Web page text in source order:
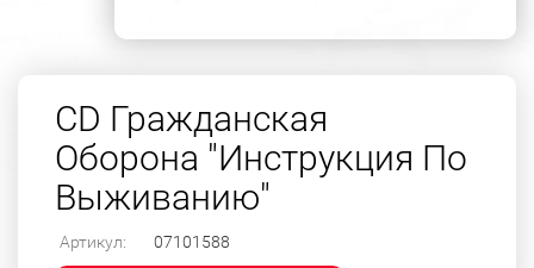
CD Гражданская
Оборона "Инструкция По
Выживанию"
Артикул: 07101588